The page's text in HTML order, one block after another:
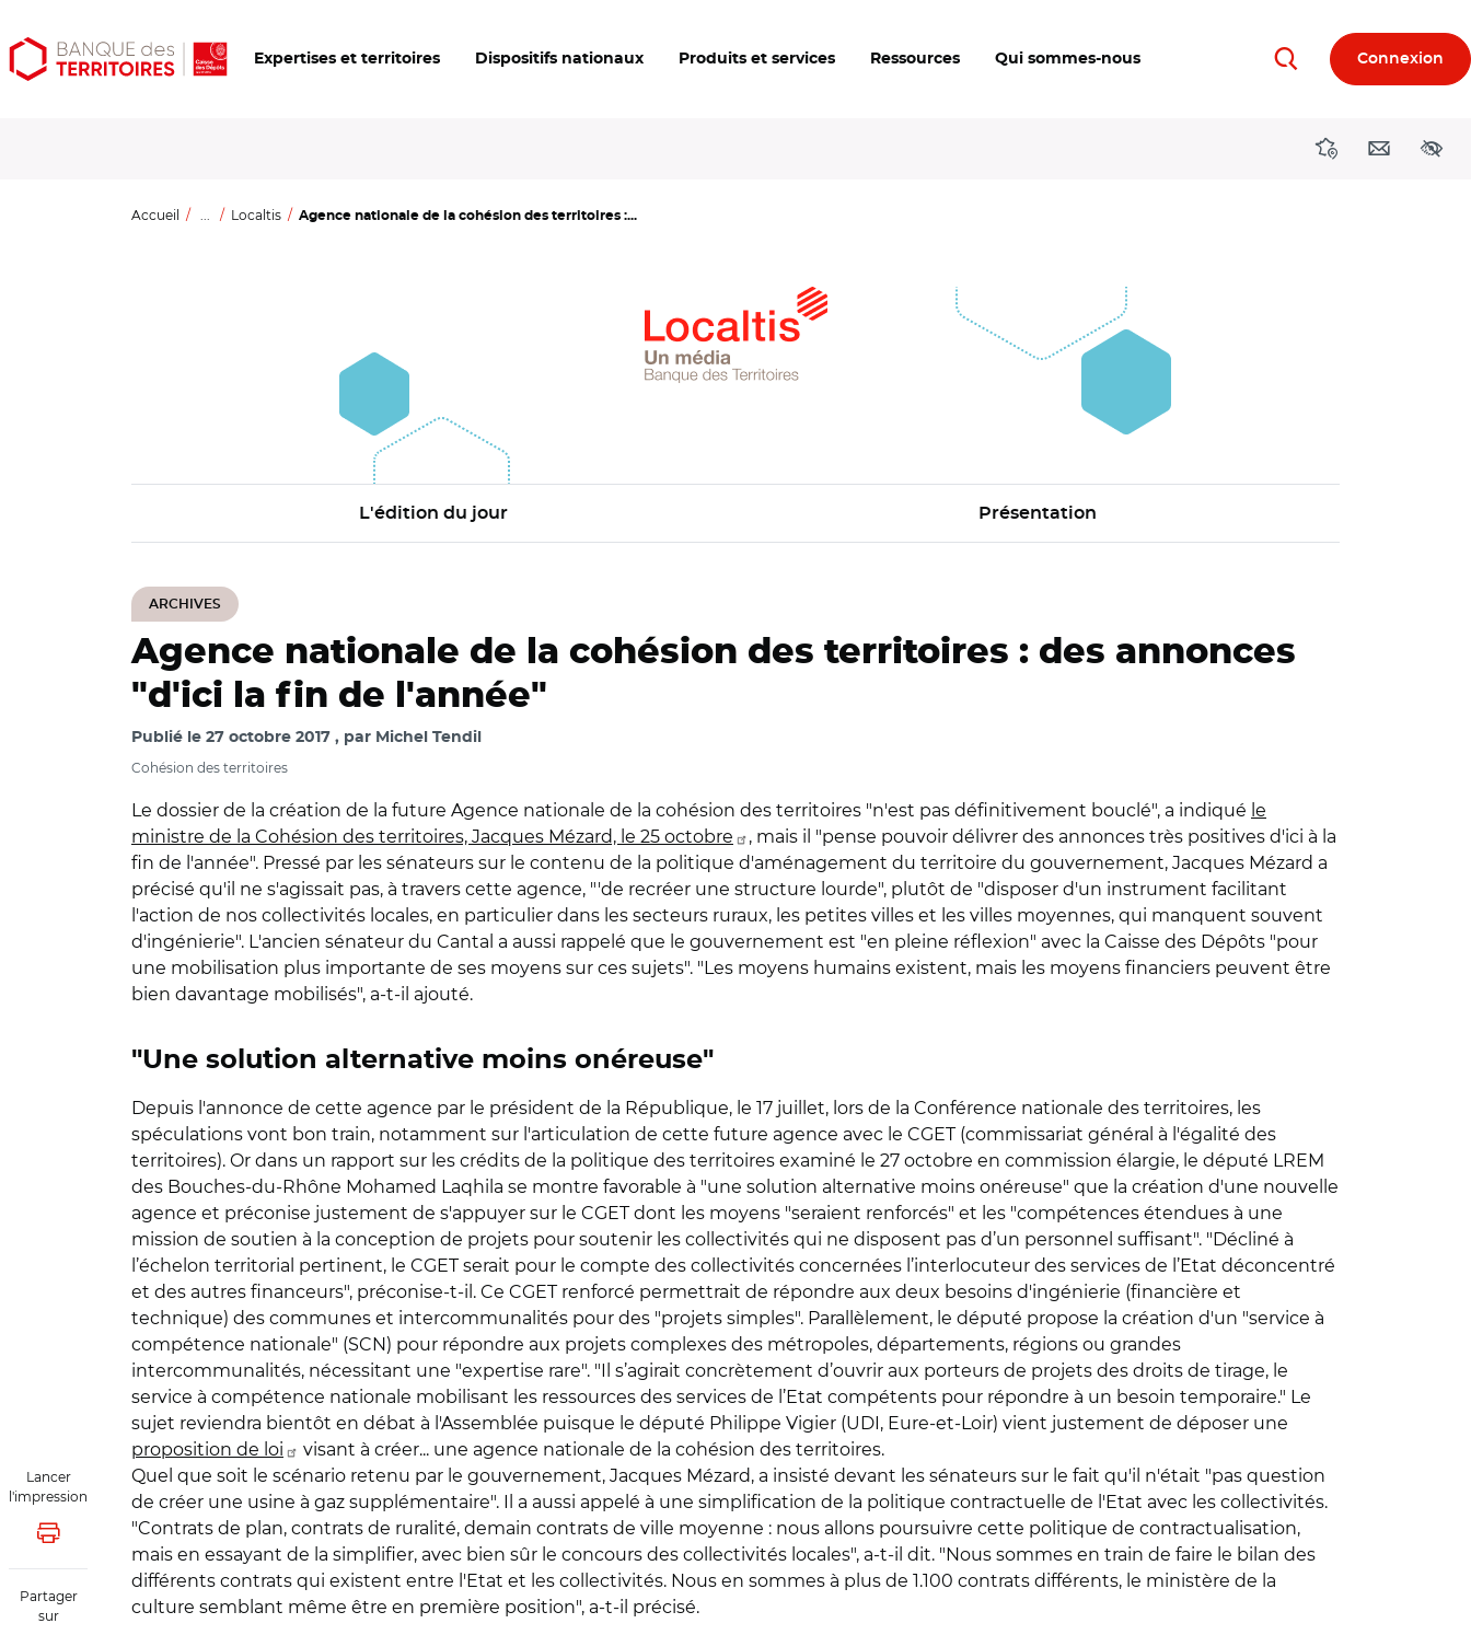
Aller
au
Aller
au
Ouvrir
les
Expertises et territoires Dispositifs nationaux Produits et services Ressources Qui sommes-nous RechercherConnexion
DirectionsContact
Accueil ... Localtis Agence nationale de la cohésion des territoires :...
L'édition du jour Présentation
ARCHIVES
Lancer
l'impression
Lancer l'impression
Partager
sur
Agence nationale de la cohésion des territoires : des annonces
"d'ici la fin de l'année"
Publié le 27 octobre 2017 par Michel Tendil
Cohésion des territoires
Le dossier de la création de la future Agence nationale de la cohésion des territoires "n'est pas définitivement bouclé", a indiqué le
ministre de la Cohésion des territoires, Jacques Mézard, le 25 octobre
, mais il "pense pouvoir délivrer des annonces très positives d'ici à la
fin de l'année". Pressé par les sénateurs sur le contenu de la politique d'aménagement du territoire du gouvernement, Jacques Mézard a
précisé qu'il ne s'agissait pas, à travers cette agence, "'de recréer une structure lourde", plutôt de "disposer d'un instrument facilitant
l'action de nos collectivités locales, en particulier dans les secteurs ruraux, les petites villes et les villes moyennes, qui manquent souvent
d'ingénierie". L'ancien sénateur du Cantal a aussi rappelé que le gouvernement est "en pleine réflexion" avec la Caisse des Dépôts "pour
une mobilisation plus importante de ses moyens sur ces sujets". "Les moyens humains existent, mais les moyens financiers peuvent être
bien davantage mobilisés", a-t-il ajouté.
"Une solution alternative moins onéreuse"
Depuis l'annonce de cette agence par le président de la République, le 17 juillet, lors de la Conférence nationale des territoires, les
spéculations vont bon train, notamment sur l'articulation de cette future agence avec le CGET (commissariat général à l'égalité des
territoires). Or dans un rapport sur les crédits de la politique des territoires examiné le 27 octobre en commission élargie, le député LREM
des Bouches-du-Rhône Mohamed Laqhila se montre favorable à "une solution alternative moins onéreuse" que la création d'une nouvelle
agence et préconise justement de s'appuyer sur le CGET dont les moyens "seraient renforcés" et les "compétences étendues à une
mission de soutien à la conception de projets pour soutenir les collectivités qui ne disposent pas d’un personnel suffisant". "Décliné à
l’échelon territorial pertinent, le CGET serait pour le compte des collectivités concernées l’interlocuteur des services de l’Etat déconcentré
et des autres financeurs", préconise-t-il. Ce CGET renforcé permettrait de répondre aux deux besoins d'ingénierie (financière et
technique) des communes et intercommunalités pour des "projets simples". Parallèlement, le député propose la création d'un "service à
compétence nationale" (SCN) pour répondre aux projets complexes des métropoles, départements, régions ou grandes
intercommunalités, nécessitant une "expertise rare". "Il s’agirait concrètement d’ouvrir aux porteurs de projets des droits de tirage, le
service à compétence nationale mobilisant les ressources des services de l’Etat compétents pour répondre à un besoin temporaire." Le
sujet reviendra bientôt en débat à l'Assemblée puisque le député Philippe Vigier (UDI, Eure-et-Loir) vient justement de déposer une
proposition de loi
visant à créer... une agence nationale de la cohésion des territoires.
Quel que soit le scénario retenu par le gouvernement, Jacques Mézard, a insisté devant les sénateurs sur le fait qu'il n'était "pas question
de créer une usine à gaz supplémentaire". Il a aussi appelé à une simplification de la politique contractuelle de l'Etat avec les collectivités.
"Contrats de plan, contrats de ruralité, demain contrats de ville moyenne : nous allons poursuivre cette politique de contractualisation,
mais en essayant de la simplifier, avec bien sûr le concours des collectivités locales", a-t-il dit. "Nous sommes en train de faire le bilan des
différents contrats qui existent entre l'Etat et les collectivités. Nous en sommes à plus de 1.100 contrats différents, le ministère de la
culture semblant même être en première position", a-t-il précisé.